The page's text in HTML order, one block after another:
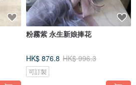
粉霧紫 永生新娘捧花
HK$ 876.8 HK$ 996.3
可訂製